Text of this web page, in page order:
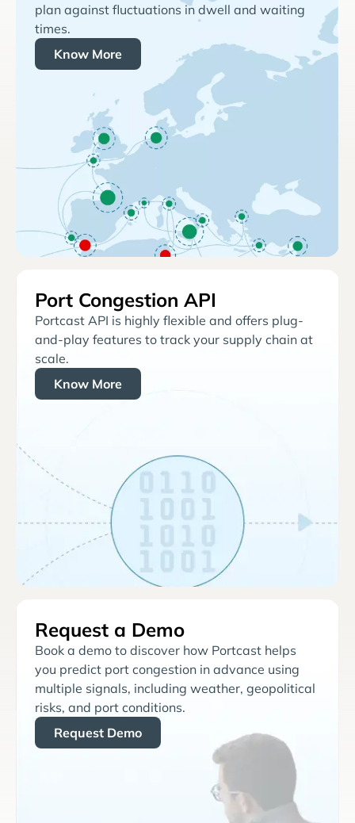
plan against fluctuations in dwell and waiting
times.
Know More
Port Congestion API
Portcast API is highly flexible and offers plug-
and-play features to track your supply chain at
scale.
Know More
Request a Demo
Book a demo to discover how Portcast helps
you predict port congestion in advance using
multiple signals, including weather, geopolitical
risks, and port conditions.
Request Demo